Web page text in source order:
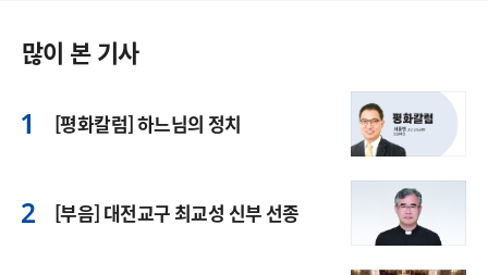
많이 본 기사
[평화칼럼] 하느님의 정치
[부음] 대전교구 최교성 신부 선종